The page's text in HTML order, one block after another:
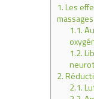
1.Les
1.1.
1.2.
2.
2.1.